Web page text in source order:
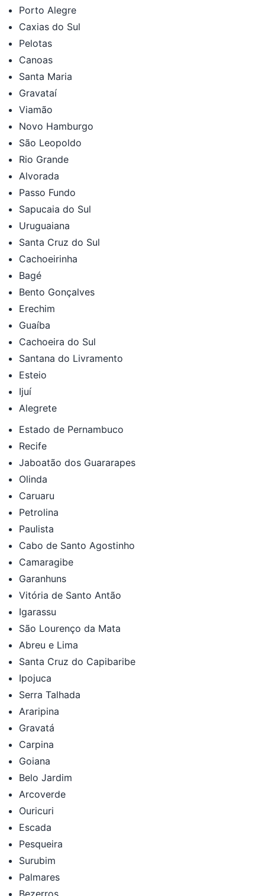
Porto Alegre
Caxias do Sul
Pelotas
Canoas
Santa Maria
Gravataí
Viamão
Novo Hamburgo
São Leopoldo
Rio Grande
Alvorada
Passo Fundo
Sapucaia do Sul
Uruguaiana
Santa Cruz do Sul
Cachoeirinha
Bagé
Bento Gonçalves
Erechim
Guaíba
Cachoeira do Sul
Santana do Livramento
Esteio
Ijuí
Alegrete
Estado de Pernambuco
Recife
Jaboatão dos Guararapes
Olinda
Caruaru
Petrolina
Paulista
Cabo de Santo Agostinho
Camaragibe
Garanhuns
Vitória de Santo Antão
Igarassu
São Lourenço da Mata
Abreu e Lima
Santa Cruz do Capibaribe
Ipojuca
Serra Talhada
Araripina
Gravatá
Carpina
Goiana
Belo Jardim
Arcoverde
Ouricuri
Escada
Pesqueira
Surubim
Palmares
Bezerros